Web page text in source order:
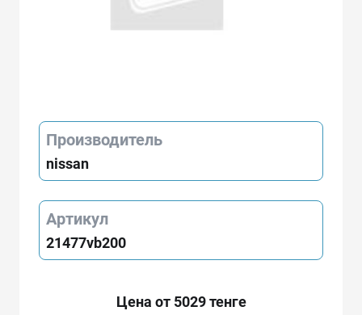
Производитель
nissan
Артикул
21477vb200
Цена от 5029 тенге